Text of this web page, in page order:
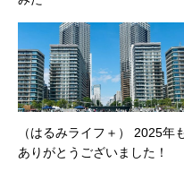
（はるみライフ＋） 2025年
ありがとうございました！